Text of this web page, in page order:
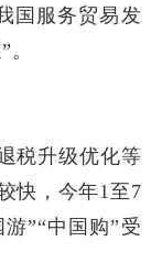
国服务贸易发
税升级优化等
快，今年1至7
”“中国购”受